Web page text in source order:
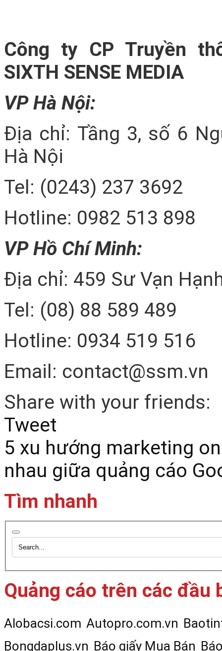
Công ty CP Truyền
SIXTH SENSE MEDIA
VP Hà Nội:
Địa chỉ: Tầng 3, số 6
Hà Nội
Tel: (0243) 237 3692
Hotline: 0982 513 898
VP Hồ Chí Minh:
Địa chỉ: 459 Sư Vạn
Tel: (08) 88 589 489
Hotline: 0934 519 516
Email: contact@ssm.vn
Share with your friends:
Tweet
5 xu hướng marketing
nhau giữa quảng cáo
Tìm nhanh
Quảng cáo trên các đầu
Alobacsi.com Autopro.com.vn
Bongdaplus.vn Báo giấy Mua Bán